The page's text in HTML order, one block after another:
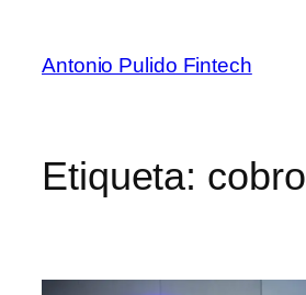
Antonio Pulido Fintech
Etiqueta: cobro